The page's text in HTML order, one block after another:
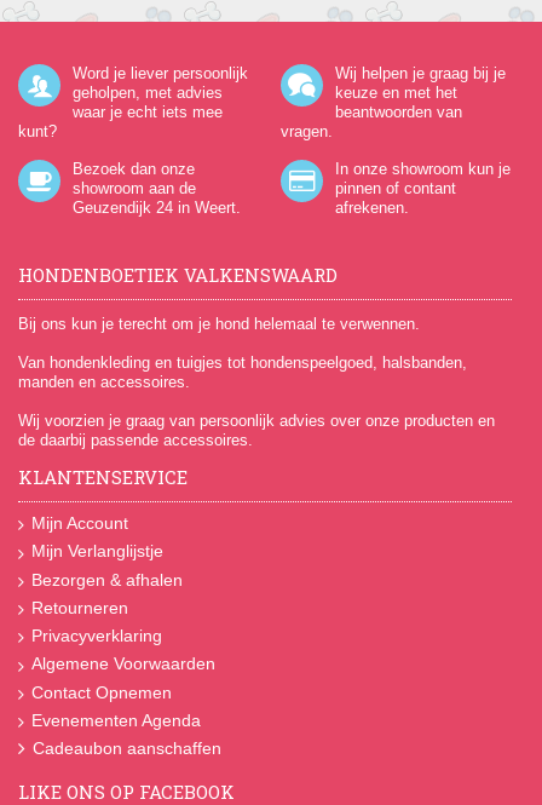
Word je liever persoonlijk
geholpen, met advies
waar je echt iets mee
kunt?
Wij helpen je graag bij je
keuze en met het
beantwoorden van
vragen.
Bezoek dan onze
showroom aan de
Geuzendijk 24 in Weert.
In onze showroom kun je
pinnen of contant
afrekenen.
HONDENBOETIEK VALKENSWAARD
Bij ons kun je terecht om je hond helemaal te verwennen.
Van hondenkleding en tuigjes tot hondenspeelgoed, halsbanden,
manden en accessoires.
Wij voorzien je graag van persoonlijk advies over onze producten en
de daarbij passende accessoires.
KLANTENSERVICE
Mijn Account
Mijn Verlanglijstje
Bezorgen & afhalen
Retourneren
Privacyverklaring
Algemene Voorwaarden
Contact Opnemen
Evenementen Agenda
Cadeaubon aanschaffen
LIKE ONS OP FACEBOOK